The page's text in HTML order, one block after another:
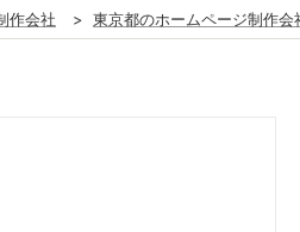
作会社 > 東京都のホームページ制作会